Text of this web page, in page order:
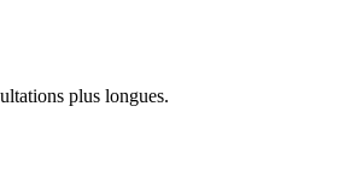
plus longues.